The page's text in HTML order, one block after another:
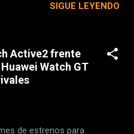
que muchos consideran
los dispositivos que tienes
red WiFi de casa.
las configuraciones por
los errores más comunes
usuarios, por lo que hoy
que cambiar estos
SIGUE LEYENDO
Active2 frente
Watch GT
de estrenos para